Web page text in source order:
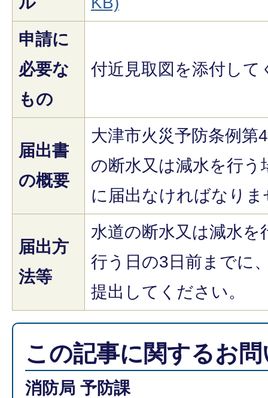
申請に
必要な
もの
付近見取図を添付して
届出書
の概要
大津市火災予防条例第
の断水又は減水を行う
に届出なければなりま
届出方
法等
水道の断水又は減水を
行う日の3日前までに
提出してください。
この記事に関するお
消防局 予防課